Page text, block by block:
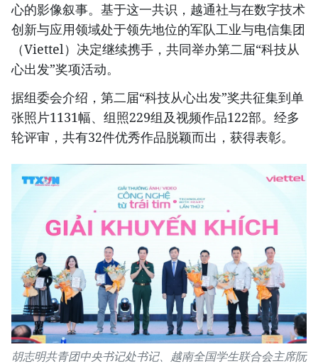
心的影像叙事。基于这一共识，越通社与在数字技术
创新与应用领域处于领先地位的军队工业与电信集团
（Viettel）决定继续携手，共同举办第二届“科技从
心出发”奖项活动。
据组委会介绍，第二届“科技从心出发”奖共征集到单
张照片1131幅、组照229组及视频作品122部。经多
轮评审，共有32件优秀作品脱颖而出，获得表彰。
胡志明共青团中央书记处书记、越南全国学生联合会主席阮